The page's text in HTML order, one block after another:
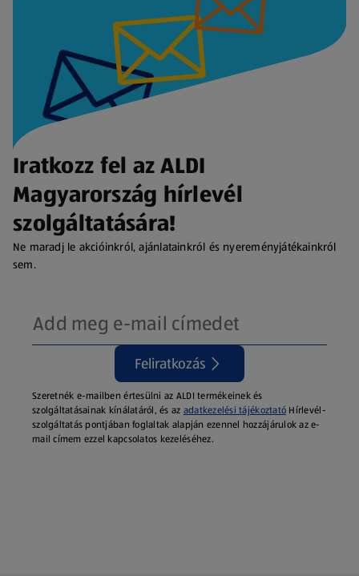
Iratkozz fel az ALDI
Magyarország hírlevél
szolgáltatására!
Ne maradj le akcióinkról, ajánlatainkról és nyereményjátékainkról
sem.
Feliratkozás
Szeretnék e-mailben értesülni az ALDI termékeinek és
szolgáltatásainak kínálatáról, és az adatkezelési tájékoztató Hírlevél-
szolgáltatás pontjában foglaltak alapján ezennel hozzájárulok az e-
mail címem ezzel kapcsolatos kezeléséhez.